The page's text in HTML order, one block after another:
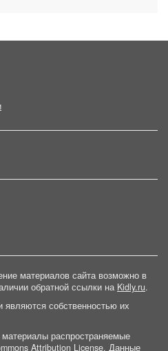
материалов сайта возможно в
обратной ссылки на Kidly.ru.
являются собственностью их
распространяемые
Attribution License. Данные